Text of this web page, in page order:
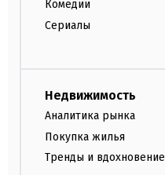
Комедии
Сериалы
Недвижимость
Аналитика рынка
Покупка жилья
Тренды и вдохновение